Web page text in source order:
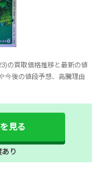
の買取価格推移と最新の値
今後の値段予想、高騰理由
見る
り